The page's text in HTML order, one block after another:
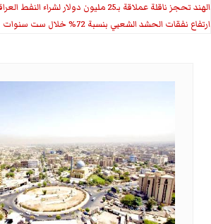
الهند تحجز ناقلة عملاقة بـ25 مليون دولار لشراء النفط العراقي
ارتفاع نفقات الحشد الشعبي بنسبة 72% خلال ست سنوات